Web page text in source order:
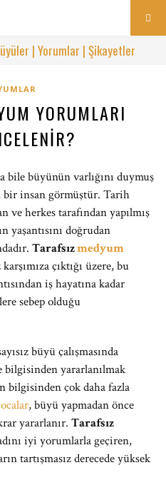
YORUMLARI
bile büyünün varlığını duymuş
bir insan görmüştür. Tarih
herkes tarafından yapılmış
yaşantısını doğrudan
Tarafsızmedyum
çıktığı üzere, bu
iş hayatına kadar
sebep olduğu
büyü çalışmasında
yararlanılmak
bilgisinden çok daha fazla
, büyü yapmadan önce
yararlanır. Tarafsız
iyi yorumlarla geçiren,
tartışmasız derecede yüksek